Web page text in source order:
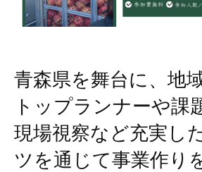
青森県を舞台に、地
トップランナーや課
現場視察など充実し
ツを通じて事業作り